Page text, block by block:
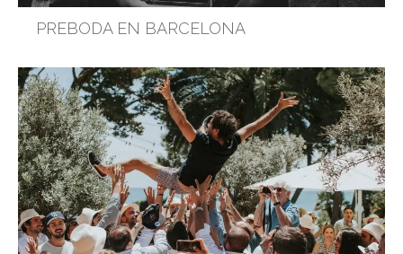
PREBODA EN BARCELONA